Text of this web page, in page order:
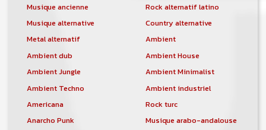
Musique ancienne
Rock alternatif latino
Musique alternative
Country alternative
Metal alternatif
Ambient
Ambient dub
Ambient House
Ambient Jungle
Ambient Minimalist
Ambient Techno
Ambient industriel
Americana
Rock turc
Anarcho Punk
Musique arabo-andalouse